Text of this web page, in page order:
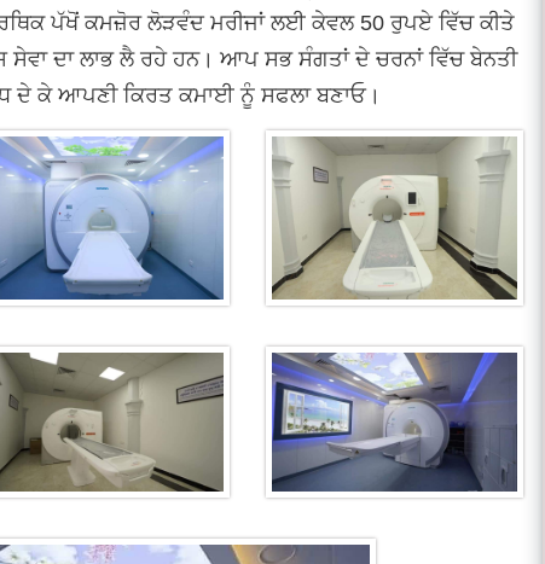
ਪੱਖੋਂ ਕਮਜ਼ੋਰ ਲੋੜਵੰਦ ਮਰੀਜਾਂ ਲਈ ਕੇਵਲ 50 ਰੁਪਏ ਵਿੱਚ ਕੀਤੇ
ਦਾ ਲਾਭ ਲੈ ਰਹੇ ਹਨ। ਆਪ ਸਭ ਸੰਗਤਾਂ ਦੇ ਚਰਨਾਂ ਵਿੱਚ ਬੇਨਤੀ
ਦੇ ਕੇ ਆਪਣੀ ਕਿਰਤ ਕਮਾਈ ਨੂੰ ਸਫਲਾ ਬਣਾਓ।